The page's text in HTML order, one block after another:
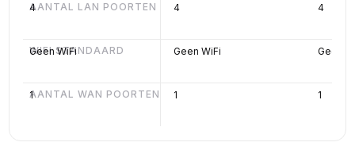
AANTAL LAN POORTEN
WIFI STANDAARD
AANTAL WAN POORTEN
4
Geen WiFi
1
4
Geen WiFi
1
4
Geen
1